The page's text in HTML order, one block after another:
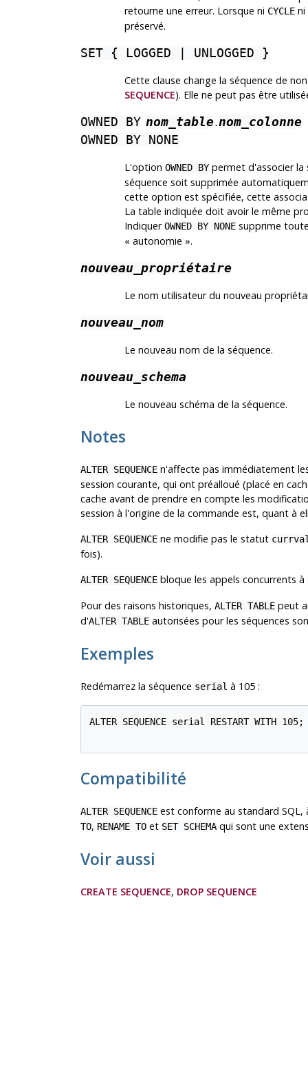
retourne une erreur. Lorsque ni CYCLEni
préservé.
SET { LOGGED | UNLOGGED }
Cette clause change la séquence de
SEQUENCE). Elle ne peut pas être
OWNED BY nom_table.nom_colonne
OWNED BY NONE
L'option OWNED BYpermet d'associer la
séquence soit supprimée
cette option est spécifiée, cette
La table indiquée doit avoir le même
IndiquerOWNED BY NONEsupprime
« autonomie ».
nouveau_propriétaire
Le nom utilisateur du nouveau
nouveau_nom
Le nouveau nom de la séquence.
nouveau_schema
Le nouveau schéma de la séquence.
Notes
ALTER SEQUENCEn'affecte pas immédiatement
session courante, qui ont préalloué (placé en
cache avant de prendre en compte les
session à l'origine de la commande est, quant à
ALTER SEQUENCEne modifie pas le statut
fois).
ALTER SEQUENCEbloque les appels concurrents à
Pour des raisons historiques, ALTER TABLEpeut
d'ALTER TABLEautorisées pour les séquences
Exemples
Redémarrez la séquence serial à 105 :
ALTER SEQUENCE serial RESTART WITH 105;
Compatibilité
ALTER SEQUENCEest conforme au standard SQL,
TO, RENAME TOet SET SCHEMAqui sont une
Voir aussi
CREATE SEQUENCE, DROP SEQUENCE